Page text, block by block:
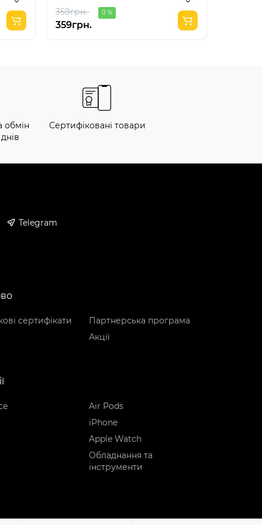
359грн. 0 %
359грн.
обмін
Сертифіковані товари
Telegram
сертифікати
Партнерська програма
Акції
Air Pods
iPhone
Apple Watch
Обладнання та
інструменти